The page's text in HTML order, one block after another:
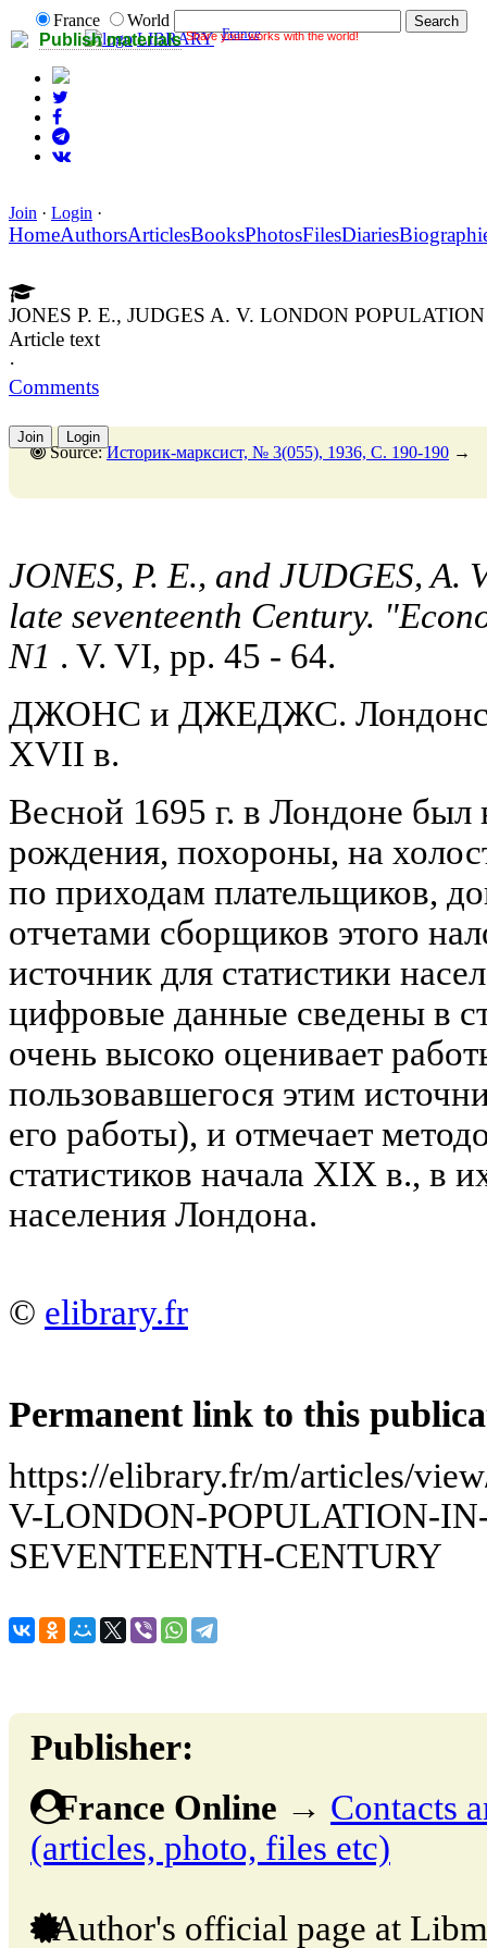
Publish materials Share your works with the world!
France
World
LIBRARY France
Join · Login ·
HomeAuthorsArticlesBooksPhotosFilesDiaries
JONES P. E., JUDGES A. V. LONDON
Article text
·
Comments
Join Login
Source:Историк-марксист, № 3(055), 1936, C. 190-190 →
JONES, P. E., and JUDGES, A.
late seventeenth Century.
N1 . V. VI, pp. 45 - 64.
ДЖОНС и ДЖЕДЖС.
XVII в.
Весной 1695 г. в Лондоне был
рождения, похороны, на
по приходам плательщиков,
отчетами сборщиков этого
источник для статистики
цифровые данные сведены в
очень высоко оценивает
пользовавшегося этим
его работы), и отмечает
статистиков начала XIX в., в
населения Лондона.
© elibrary.fr
Permanent link to this
https://elibrary.fr/m/articles/
V-LONDON-POPULATION-
SEVENTEENTH-CENTURY
Publisher:
France Online → Contacts
(articles, photo, files etc)
Author's official page at